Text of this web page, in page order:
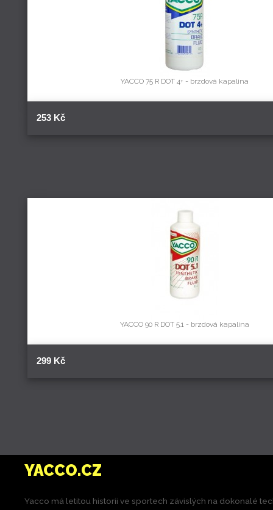
YACCO 75 R DOT 4+ - brzdová kapalina
253 Kč
YACCO 90 R DOT 5.1 - brzdová kapalina
299 Kč
YACCO.CZ
Yacco má letitou historii ve sportech závislých na dokonalé